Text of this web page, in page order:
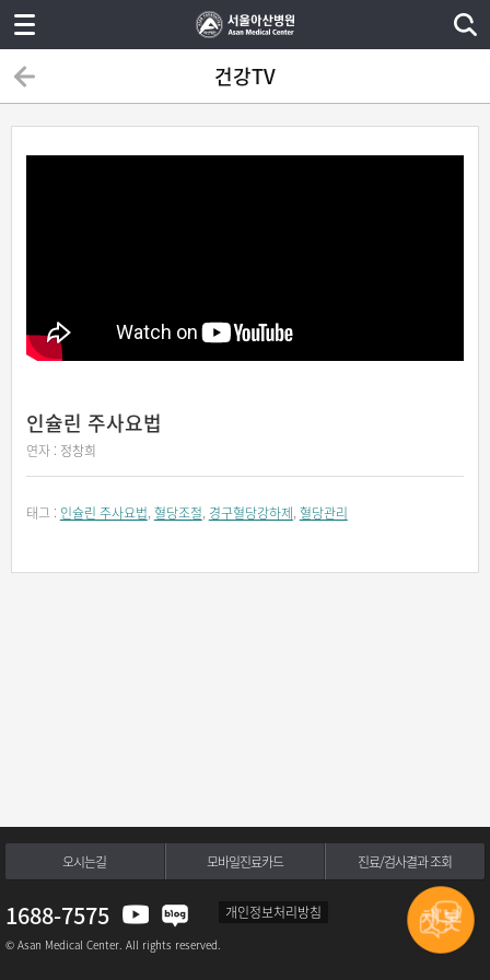
건강TV
인슐린 주사요법
연자 : 정창희
태그 : 인슐린 주사요법, 혈당조절, 경구혈당강하제, 혈당관리
오시는길 모바일진료카드 진료/검사결과 조회
1688-7575 개인정보처리방침
© Asan Medical Center. All rights reserved.